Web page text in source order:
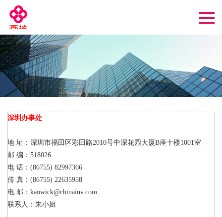
深圳办事处
地 址：深圳市福田区彩田路2010号中深花园大厦B座十楼1001室
邮 编：518026
电 话：(86755) 82997366
传 真：(86755) 22635958
电 邮：kaowick@chinainv.com
联系人：朱小姐